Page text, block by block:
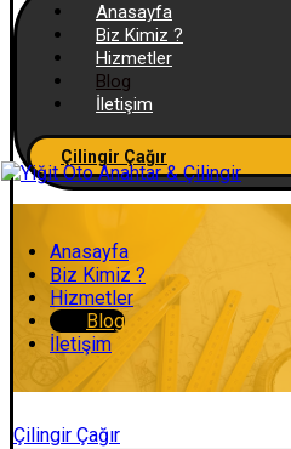
Anasayfa
Biz Kimiz ?
Hizmetler
Blog
İletişim
Çilingir Çağır
Anasayfa
Biz Kimiz ?
Hizmetler
Blog
İletişim
Çilingir Çağır